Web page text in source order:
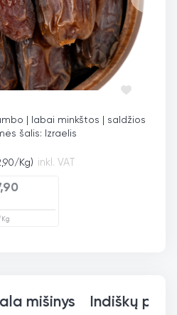
| labai minkštos | saldžios
šalis: Izraelis
/Kg) inkl. VAT
prieskonių Garam